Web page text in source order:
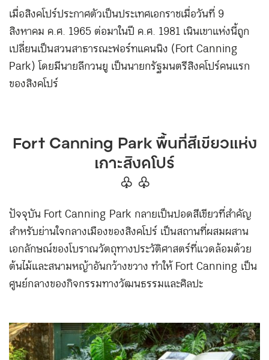
เมื่อสิงคโปร์ประกาศตัวเป็นประเทศเอกราชเมื่อวันที่ 9
สิงหาคม ค.ศ. 1965 ต่อมาในปี ค.ศ. 1981 เนินเขาแห่งนี้ถูก
เปลี่ยนเป็นสวนสาธารณะฟอร์ทแคนนิง (Fort Canning
Park) โดยมีนายลีกวนยู เป็นนายกรัฐมนตรีสิงคโปร์คนแรก
ของสิงคโปร์
Fort Canning Park พื้นที่สีเขียวแห่ง
เกาะสิงคโปร์
♧ ♧
ปัจจุบัน Fort Canning Park กลายเป็นปอดสีเขียวที่สำคัญ
สำหรับย่านใจกลางเมืองของสิงคโปร์ เป็นสถานที่ผสมผสาน
เอกลักษณ์ของโบราณวัตถุทางประวัติศาสตร์ที่แวดล้อมด้วย
ต้นไม้และสนามหญ้าอันกว้างขวาง ทำให้ Fort Canning เป็น
ศูนย์กลางของกิจกรรมทางวัฒนธรรมและศิลปะ